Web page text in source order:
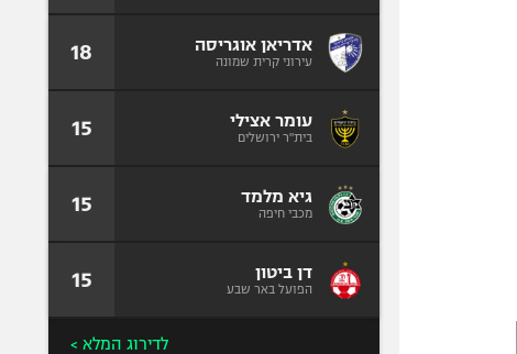
אדריאן אוגריסה
עירוני קרית שמונה 18
עומר אצילי
בית"ר ירושלים 15
גיא מלמד
מכבי חיפה 15
דן ביטון
הפועל באר שבע 15
לדירוג המלא >